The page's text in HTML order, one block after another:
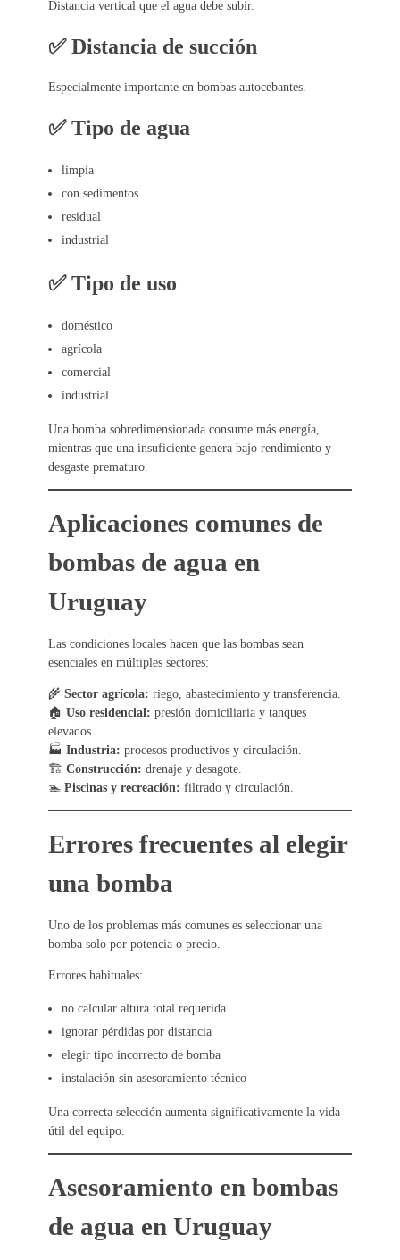
Distancia vertical que el agua debe subir.
✅ Distancia de succión
Especialmente importante en bombas autocebantes.
✅ Tipo de agua
limpia
con sedimentos
residual
industrial
✅ Tipo de uso
doméstico
agrícola
comercial
industrial
Una bomba sobredimensionada consume más energía,
mientras que una insuficiente genera bajo rendimiento y
desgaste prematuro.
Aplicaciones comunes de
bombas de agua en
Uruguay
Las condiciones locales hacen que las bombas sean
esenciales en múltiples sectores:
🌾 Sector agrícola: riego, abastecimiento y transferencia.
🏠 Uso residencial: presión domiciliaria y tanques
elevados.
🏭 Industria: procesos productivos y circulación.
🏗 Construcción: drenaje y desagote.
🏊 Piscinas y recreación: filtrado y circulación.
Errores frecuentes al elegir
una bomba
Uno de los problemas más comunes es seleccionar una
bomba solo por potencia o precio.
Errores habituales:
no calcular altura total requerida
ignorar pérdidas por distancia
elegir tipo incorrecto de bomba
instalación sin asesoramiento técnico
Una correcta selección aumenta significativamente la vida
útil del equipo.
Asesoramiento en bombas
de agua en Uruguay